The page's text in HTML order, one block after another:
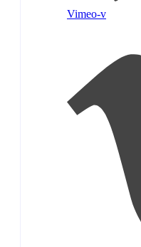
Vimeo-v